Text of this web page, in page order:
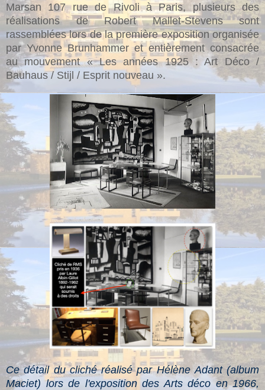
Marsan 107 rue de Rivoli à Paris, plusieurs des
réalisations de Robert Mallet-Stevens sont
rassemblées lors dela première exposition organisée
par Yvonne Brunhammer et entièrement consacrée
au mouvement « Les années 1925 : Art Déco /
Bauhaus / Stijl / Esprit nouveau ».
Ce détail du cliché réalisé par Hélène Adant (album
Maciet) lors de l'exposition des Arts déco en 1966,